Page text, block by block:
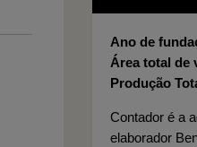
Ano de
Área total de
Produção
Contador é a
elaborador